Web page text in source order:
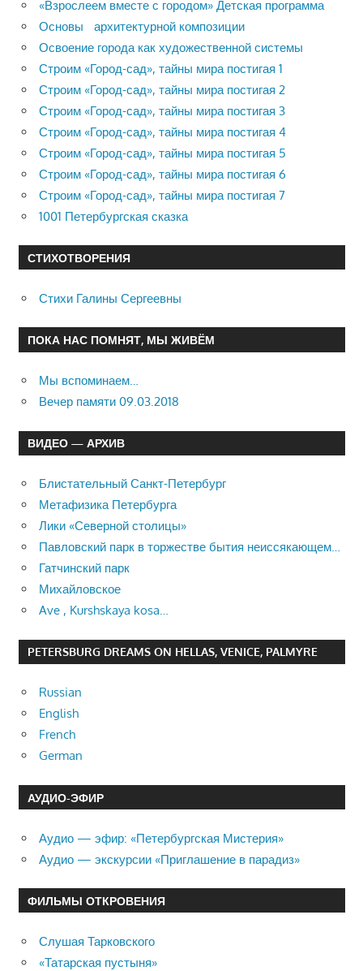
«Взрослеем вместе с городом» Детская программа
Основы архитектурной композиции
Освоение города как художественной системы
Строим «Город-сад», тайны мира постигая 1
Строим «Город-сад», тайны мира постигая 2
Строим «Город-сад», тайны мира постигая 3
Строим «Город-сад», тайны мира постигая 4
Строим «Город-сад», тайны мира постигая 5
Строим «Город-сад», тайны мира постигая 6
Строим «Город-сад», тайны мира постигая 7
1001 Петербургская сказка
СТИХОТВОРЕНИЯ
Стихи Галины Сергеевны
ПОКА НАС ПОМНЯТ, МЫ ЖИВЁМ
Мы вспоминаем…
Вечер памяти 09.03.2018
ВИДЕО — АРХИВ
Блистательный Санкт-Петербург
Метафизика Петербурга
Лики «Северной столицы»
Павловский парк в торжестве бытия неиссякающем…
Гатчинский парк
Михайловское
Ave , Kurshskaya kosa…
PETERSBURG DREAMS ON HELLAS, VENICE, PALMYRE
Russian
English
French
German
АУДИО-ЭФИР
Аудио — эфир: «Петербургская Мистерия»
Аудио — экскурсии «Приглашение в парадиз»
ФИЛЬМЫ ОТКРОВЕНИЯ
Слушая Тарковского
«Татарская пустыня»